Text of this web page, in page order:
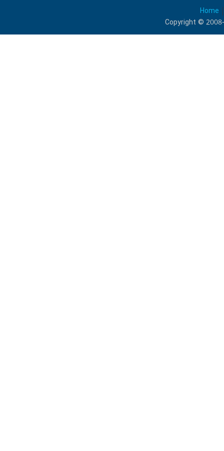
Home
Copyright ©